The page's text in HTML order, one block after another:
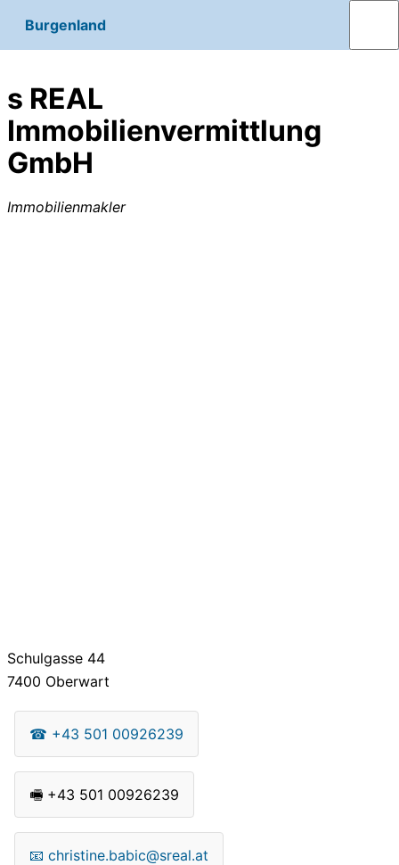
Burgenland
s REAL
Immobilienvermittlung
GmbH
Immobilienmakler
Schulgasse 44
7400 Oberwart
☎ +43 501 00926239
🖷 +43 501 00926239
📧 christine.babic@sreal.at